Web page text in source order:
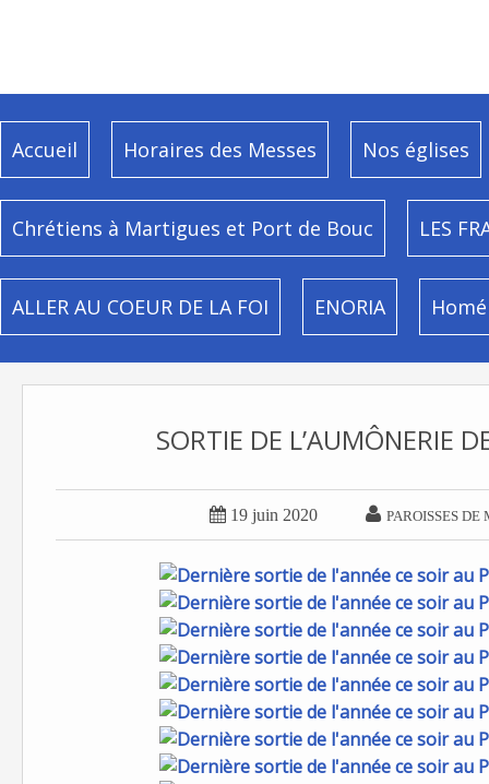
Accueil Horaires des Messes Nos églises
Chrétiens à Martigues et Port de Bouc LES
ALLER AU COEUR DE LA FOI ENORIA
SORTIE DE L’AUMÔNERIE
 19 juin 2020  PAROISSES DE